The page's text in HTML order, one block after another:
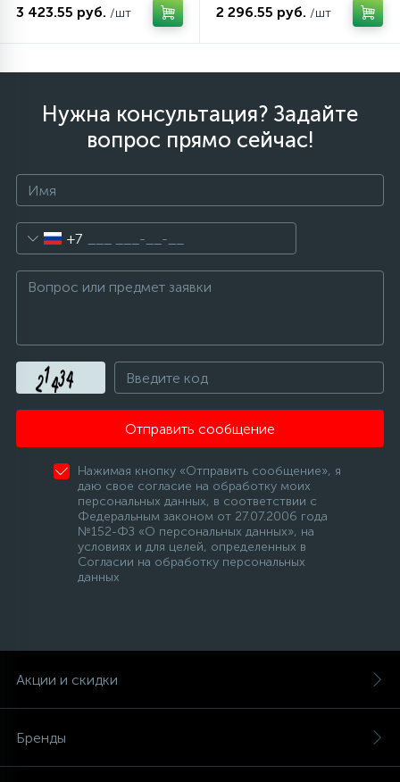
3 423.55 руб. /шт 2 296.55 руб. /шт
Нужна консультация? Задайте
вопрос прямо сейчас!
+7
Отправить сообщение
Нажимая кнопку «Отправить сообщение», я
даю свое согласие на обработку моих
персональных данных, в соответствии с
Федеральным законом от 27.07.2006 года
№152-ФЗ «О персональных данных», на
условиях и для целей, определенных в
Согласии на обработку персональных
данных
Акции и скидки
Бренды